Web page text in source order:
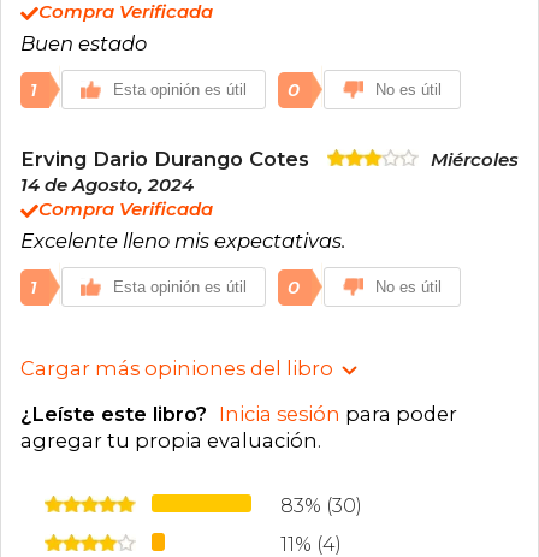
Compra Verificada
Buen estado
1 Esta opinión es útil 0 No es útil
Erving Dario Durango Cotes
Miércoles
14 de Agosto, 2024
Compra Verificada
Excelente lleno mis expectativas.
1 Esta opinión es útil 0 No es útil
Cargar más opiniones del libro
¿Leíste este libro? Inicia sesión para poder
agregar tu propia evaluación.
83% (30)
11% (4)